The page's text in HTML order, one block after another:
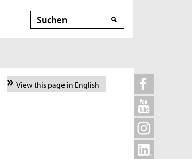
Suche
View this page in English